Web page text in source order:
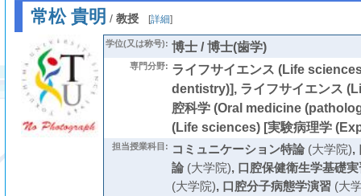
常松 貴明 / 教授 [詳細]
学位(又は称号): 博士 / 博士(歯学)
専門分野: ライフサイエンス (Life
dentistry)], ライフサイエンス
腔科学 (Oral medicine
(Life sciences) [実験病理学
担当授業科目: コミュニケーション特論(大学院),
論(大学院), 口腔保健衛生学基礎実
(大学院), 口腔分子病態学演習 (大